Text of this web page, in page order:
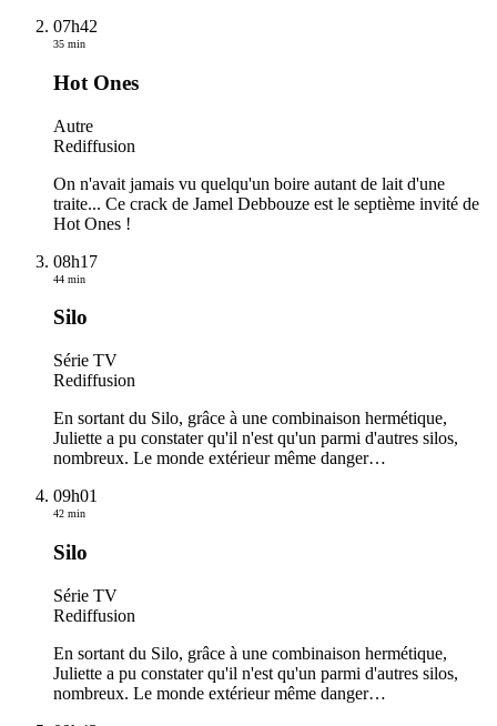
07h42
35 min
Hot Ones
Autre
Rediffusion
On n'avait jamais vu quelqu'un boire autant de lait d'une
traite... Ce crack de Jamel Debbouze est le septième invité de
Hot Ones !
08h17
44 min
Silo
Série TV
Rediffusion
En sortant du Silo, grâce à une combinaison hermétique,
Juliette a pu constater qu'il n'est qu'un parmi d'autres silos,
nombreux. Le monde extérieur même danger…
09h01
42 min
Silo
Série TV
Rediffusion
En sortant du Silo, grâce à une combinaison hermétique,
Juliette a pu constater qu'il n'est qu'un parmi d'autres silos,
nombreux. Le monde extérieur même danger…